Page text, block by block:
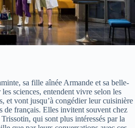
sa fille aînée Armande et sa belle-
sciences, entendent vivre selon les
et vont jusqu’à congédier leur cuisinière
de français. Elles invitent souvent chez
qui sont plus intéressés par la